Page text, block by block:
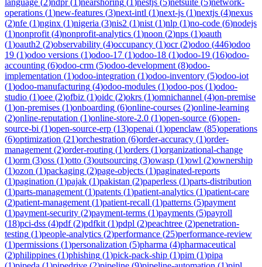
operations (1)new-features (3)next-intl (1)next-js (1)nextjs (4)nexus
(2)nfe (1)nginx (1)nigeria (3)nis2 (1)nist (1)nlp (1)no-code (6)nodejs
(1)nonprofit (4)nonprofit-analytics (1)noon (2)nps (1)oauth
(1)oauth2 (2)observability (4)occupancy (1)ocr(2)odoo (446)odoo
19 (1)odoo versions (1)odoo-17 (1)odoo-18 (1)odoo-19 (16)odoo-
accounting (6)odoo-crm (5)odoo-development (8)odoo-
implementation (1)odoo-integration (1)odoo-inventory (5)odoo-iot
(1)odoo-manufacturing (4)odoo-modules (1)odoo-pos (1)odoo-
studio (1)oee (2)ofbiz (1)oidc (2)okrs (1)omnichannel (4)on-premise
(1)on-premises (1)onboarding (6)online-courses (2)online-learning
(2)online-reputation (1)online-store-2.0 (1)open-source (6)open-
source-bi (1)open-source-erp (13)openai (1)openclaw (85)operations
(6)optimization (21)orchestration (6)order-accuracy (1)order-
management (2)order-routing (1)orders (1)organizational-change
(1)orm (3)oss (1)otto (3)outsourcing (3)owasp (1)owl (2)ownership
(1)ozon (1)packaging (2)page-objects (1)paginated-reports
(1)pagination (1)pajak (1)pakistan (2)paperless (1)parts-distribution
(1)parts-management (1)patents (1)patient-analytics (1)patient-care
(2)patient-management (1)patient-recall (1)patterns (5)payment
(1)payment-security (2)payment-terms (1)payments (5)payroll
(18)pci-dss (4)pdf(2)pdfkit (1)pdpl (2)peachtree (2)penetration-
testing (1)people-analytics (2)performance (25)performance-review
(1)permissions (1)personalization (5)pharma (4)pharmaceutical
(2)philippines (1)phishing (1)pick-pack-ship (1)pim (1)pipa